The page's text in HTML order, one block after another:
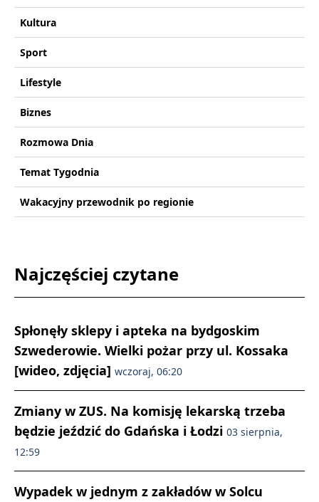
Kultura
Sport
Lifestyle
Biznes
Rozmowa Dnia
Temat Tygodnia
Wakacyjny przewodnik po regionie
Najczęściej czytane
Spłonęły sklepy i apteka na bydgoskim
Szwederowie. Wielki pożar przy ul. Kossaka
[wideo, zdjęcia] wczoraj, 06:20
Zmiany w ZUS. Na komisję lekarską trzeba
będzie jeździć do Gdańska i Łodzi 03 sierpnia,
12:59
Wypadek w jednym z zakładów w Solcu